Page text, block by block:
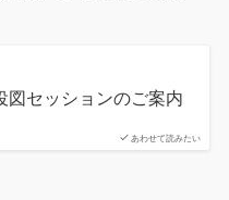
あわせて読みたい
図セッションのご案内